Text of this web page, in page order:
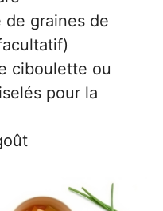
de graines de
ciboulette ou
pour la